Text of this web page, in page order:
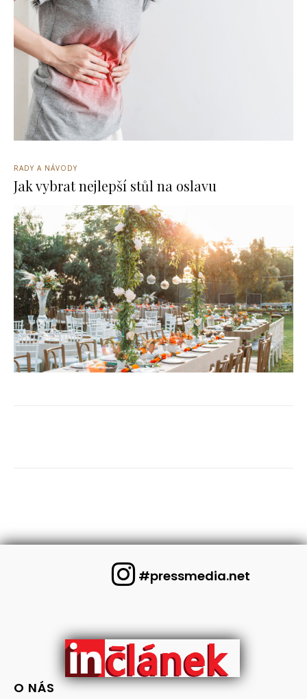
RADY A NÁVODY
Jak vybrat nejlepší stůl na oslavu
#pressmedia.net
O NÁS